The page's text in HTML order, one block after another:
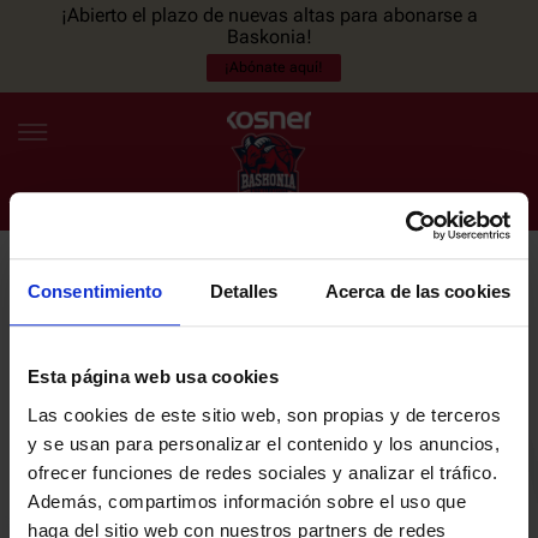
Consentimiento Detalles Acerca de las cookies
Esta página web usa cookies
Las cookies de este sitio web, son propias y de terceros
y se usan para personalizar el contenido y los anuncios,
ofrecer funciones de redes sociales y analizar el tráfico.
Además, compartimos información sobre el uso que
haga del sitio web con nuestros partners de redes
¡Abierto el plazo de nuevas altas para abonarse a
Baskonia!
¡Abónate aquí!
ES EU
NOTICIAS
PLANTILLA
ENTRADAS
NEWSLETTER
últimas noticias y promociones del club.
Email
He leído y acepto laPolítica de privacidaddel SASKI BASKONIA